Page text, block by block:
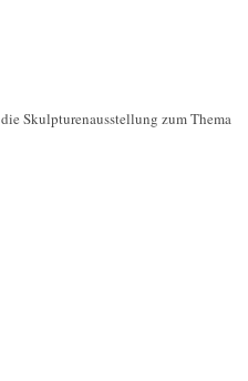
die Skulpturenausstellung zum Thema